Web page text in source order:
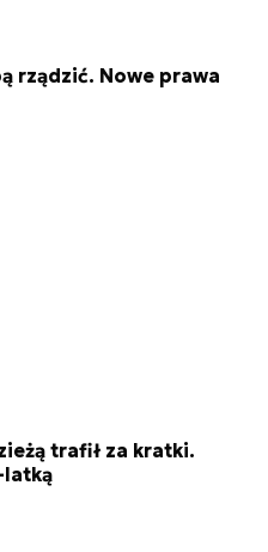
rządzić. Nowe prawa
trafił za kratki.
latką